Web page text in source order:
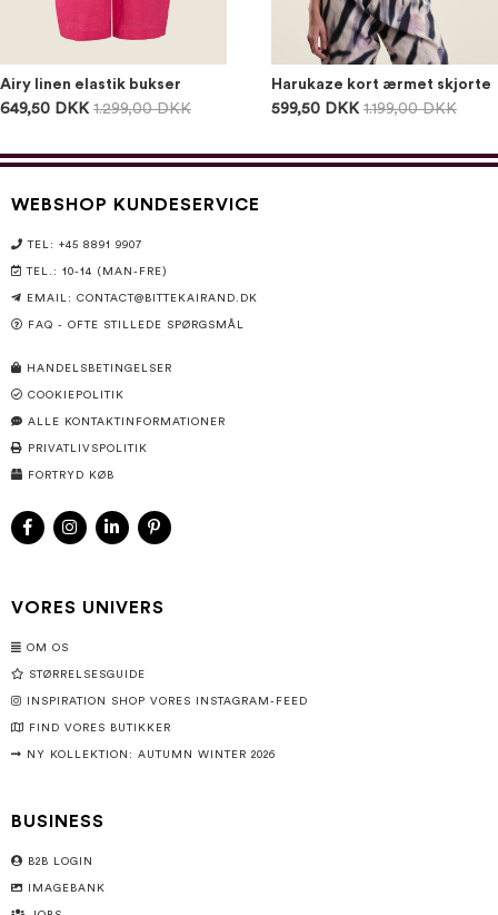
Airy linen elastik bukser
649,50 DKK 1.299,00 DKK
Harukaze kort ærmet skjorte
599,50 DKK 1.199,00 DKK
WEBSHOP KUNDESERVICE
TEL: +45 8891 9907
TEL.: 10-14 (MAN-FRE)
EMAIL: CONTACT@BITTEKAIRAND.DK
FAQ - OFTE STILLEDE SPØRGSMÅL
HANDELSBETINGELSER
COOKIEPOLITIK
ALLE KONTAKTINFORMATIONER
PRIVATLIVSPOLITIK
FORTRYD KØB
VORES UNIVERS
OM OS
STØRRELSESGUIDE
INSPIRATION SHOP VORES INSTAGRAM-FEED
FIND VORES BUTIKKER
NY KOLLEKTION: AUTUMN WINTER 2026
BUSINESS
B2B LOGIN
IMAGEBANK